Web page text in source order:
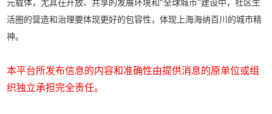
元载体，尤其在开放、共享的发展环境和“全球城市”建设中，社区生
活圈的营造和治理要体现更好的包容性，体现上海海纳百川的城市精
神。
本平台所发布信息的内容和准确性由提供消息的原单位或组
织独立承担完全责任。